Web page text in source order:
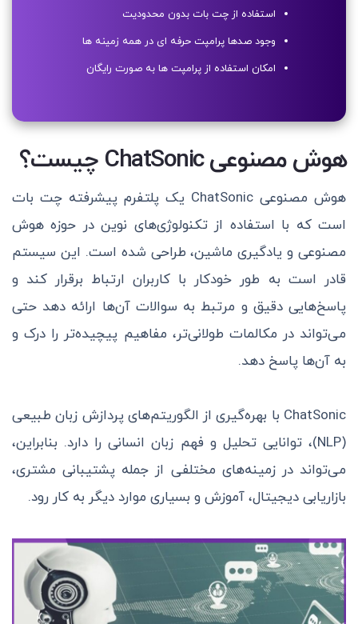
استفاده از چت بات بدون محدودیت
وجود صدها پرامپت حرفه ای در همه زمینه ها
امکان استفاده از پرامپت ها به صورت رایگان
هوش مصنوعی ChatSonic چیست؟
هوش مصنوعی ChatSonic یک پلتفرم پیشرفته چت بات
است که با استفاده از تکنولوژی‌های نوین در حوزه هوش
مصنوعی و یادگیری ماشین، طراحی شده است. این سیستم
قادر است به طور خودکار با کاربران ارتباط برقرار کند و
پاسخ‌هایی دقیق و مرتبط به سوالات آن‌ها ارائه دهد حتی
می‌تواند در مکالمات طولانی‌تر، مفاهیم پیچیده‌تر را درک و
به آن‌ها پاسخ دهد.
ChatSonic با بهره‌گیری از الگوریتم‌های پردازش زبان طبیعی
(NLP)، توانایی تحلیل و فهم زبان انسانی را دارد. بنابراین،
می‌تواند در زمینه‌های مختلفی از جمله پشتیبانی مشتری،
بازاریابی دیجیتال، آموزش و بسیاری موارد دیگر به کار رود.